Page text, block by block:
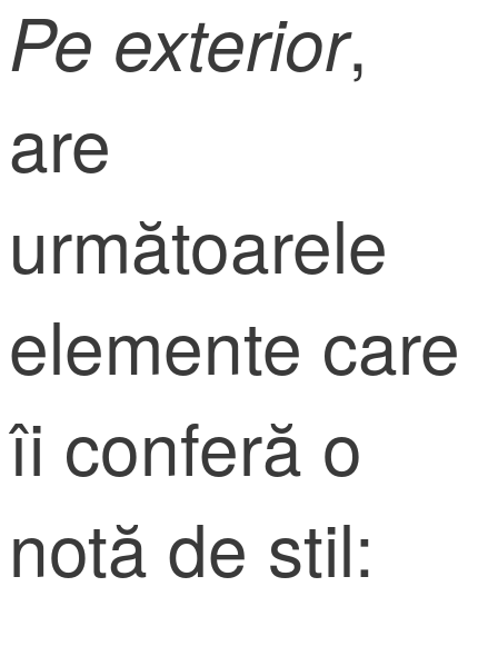
Pe exterior,
are
următoarele
elemente care
îi conferă o
notă de stil: